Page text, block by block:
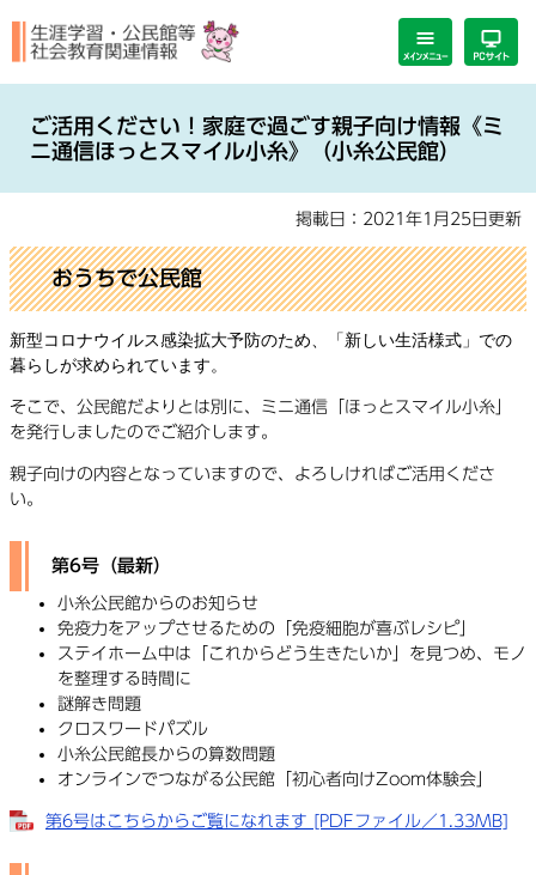
ジ
す。
ュ
し
本
文
へ
ご活用ください！家庭で過ごす親子向け情報《ミ
ニ通信ほっとスマイル小糸》（小糸公民館）
掲載日：2021年1月25日更新
おうちで公民館
新型コロナウイルス感染拡大予防のため、「新しい生活様式」での
そこで、公民館だよりとは別に、ミニ通信「ほっとスマイル小糸」
を発行しましたのでご紹介します。
親子向けの内容となっていますので、よろしければご活用くださ
い。
第6号（最新）
小糸公民館からのお知らせ
免疫力をアップさせるための「免疫細胞が喜ぶレシピ」
ステイホーム中は「これからどう生きたいか」を見つめ、モノ
を整理する時間に
謎解き問題
クロスワードパズル
小糸公民館長からの算数問題
オンラインでつながる公民館「初心者向けZoom体験会」
第6号はこちらからご覧になれます [PDFファイル／1.33MB]